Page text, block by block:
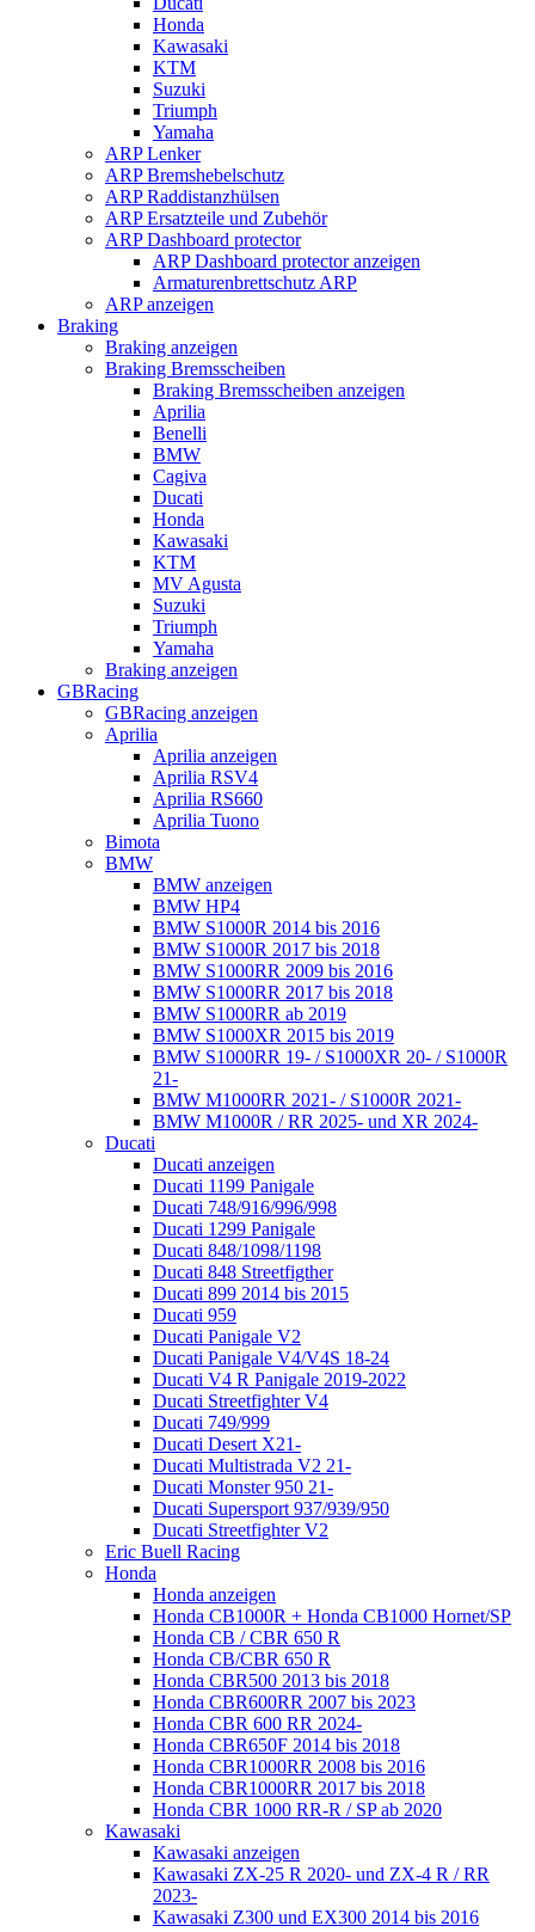
Honda
Kawasaki
KTM
Suzuki
Triumph
Yamaha
ARP Lenker
ARP Bremshebelschutz
ARP Raddistanzhülsen
ARP Ersatzteile und Zubehör
ARP Dashboard protector
ARP Dashboard protector anzeigen
Armaturenbrettschutz ARP
ARP anzeigen
Braking
Braking anzeigen
Braking Bremsscheiben
Braking Bremsscheiben anzeigen
Aprilia
Benelli
BMW
Cagiva
Ducati
Honda
Kawasaki
KTM
MV Agusta
Suzuki
Triumph
Yamaha
Braking anzeigen
GBRacing
GBRacing anzeigen
Aprilia
Aprilia anzeigen
Aprilia RSV4
Aprilia RS660
Aprilia Tuono
Bimota
BMW
BMW anzeigen
BMW HP4
BMW S1000R 2014 bis 2016
BMW S1000R 2017 bis 2018
BMW S1000RR 2009 bis 2016
BMW S1000RR 2017 bis 2018
BMW S1000RR ab 2019
BMW S1000XR 2015 bis 2019
BMW S1000RR 19- / S1000XR 20- / S1000R
21-
BMW M1000RR 2021- / S1000R 2021-
BMW M1000R / RR 2025- und XR 2024-
Ducati
Ducati anzeigen
Ducati 1199 Panigale
Ducati 748/916/996/998
Ducati 1299 Panigale
Ducati 848/1098/1198
Ducati 848 Streetfigther
Ducati 899 2014 bis 2015
Ducati 959
Ducati Panigale V2
Ducati Panigale V4/V4S 18-24
Ducati V4 R Panigale 2019-2022
Ducati Streetfighter V4
Ducati 749/999
Ducati Desert X21-
Ducati Multistrada V2 21-
Ducati Monster 950 21-
Ducati Supersport 937/939/950
Ducati Streetfighter V2
Eric Buell Racing
Honda
Honda anzeigen
Honda CB1000R + Honda CB1000 Hornet/SP
Honda CB / CBR 650 R
Honda CB/CBR 650 R
Honda CBR500 2013 bis 2018
Honda CBR600RR 2007 bis 2023
Honda CBR 600 RR 2024-
Honda CBR650F 2014 bis 2018
Honda CBR1000RR 2008 bis 2016
Honda CBR1000RR 2017 bis 2018
Honda CBR 1000 RR-R / SP ab 2020
Kawasaki
Kawasaki anzeigen
Kawasaki ZX-25 R 2020- und ZX-4 R / RR
2023-
Kawasaki Z300 und EX300 2014 bis 2016